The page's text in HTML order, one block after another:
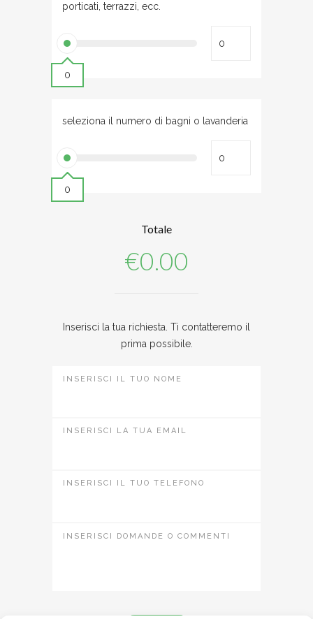
porticati, terrazzi, ecc.
0
seleziona il numero di bagni o lavanderia
0
Totale
€0.00
Inserisci la tua richiesta. Ti contatteremo il
prima possibile.
INSERISCI IL TUO NOME
INSERISCI LA TUA EMAIL
INSERISCI IL TUO TELEFONO
INSERISCI DOMANDE O COMMENTI